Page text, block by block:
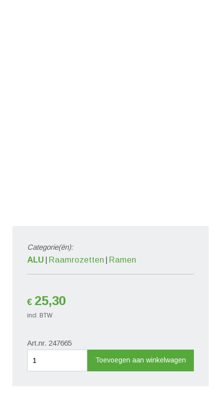
Categorie(ën):
ALU Raamrozetten Ramen
€ 25,30
incl. BTW
Art.nr. 247665
Toevoegen aan winkelwagen